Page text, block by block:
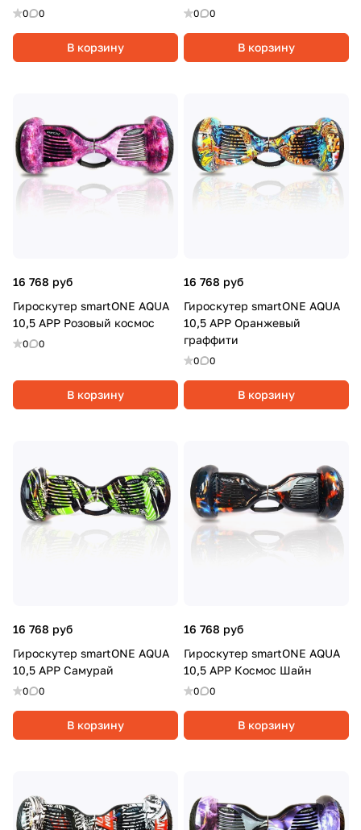
0 0
В корзину
0 0
В корзину
16 768 руб
Гироскутер smartONE AQUA
10,5 APP Розовый космос
0 0
В корзину
16 768 руб
Гироскутер smartONE AQUA
10,5 APP Оранжевый
граффити
0 0
В корзину
16 768 руб
Гироскутер smartONE AQUA
10,5 APP Самурай
0 0
В корзину
16 768 руб
Гироскутер smartONE AQUA
10,5 APP Космос Шайн
0 0
В корзину